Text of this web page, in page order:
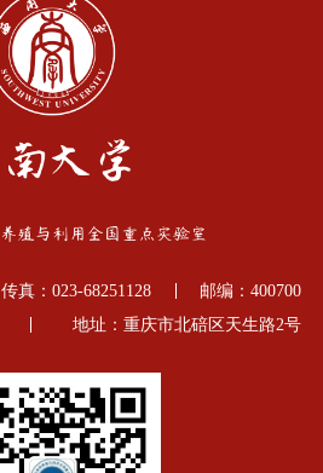
传真：023-68251128
邮编：400700
地址：重庆市北碚区天生路2号